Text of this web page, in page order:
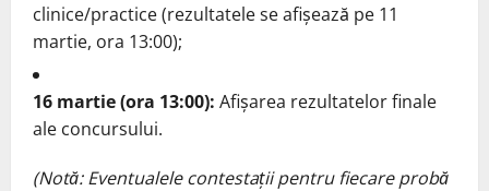
clinice/practice (rezultatele se afișează pe 11
martie, ora 13:00);
16 martie (ora 13:00): Afișarea rezultatelor finale
ale concursului.
(Notă: Eventualele contestații pentru fiecare probă